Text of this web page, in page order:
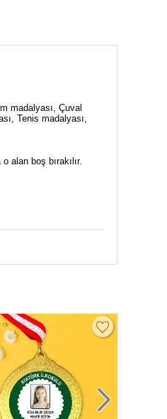
madalyası, Çuval
Tenis madalyası,
alan boş bırakılır.